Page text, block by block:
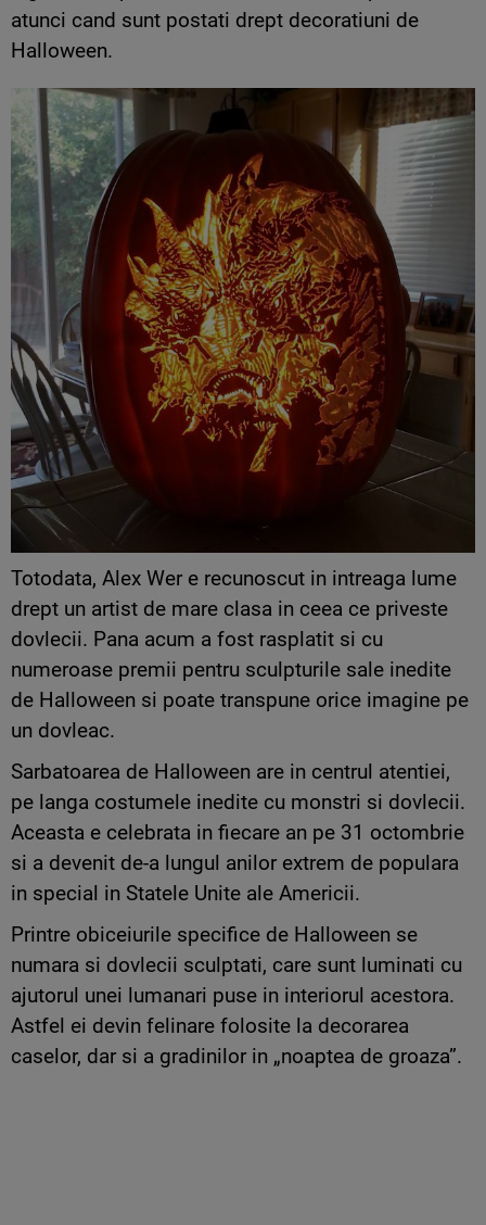
atunci cand sunt postati drept decoratiuni de
Halloween.
Totodata, Alex Wer e recunoscut in intreaga lume
drept un artist de mare clasa in ceea ce priveste
dovlecii. Pana acum a fost rasplatit si cu
numeroase premii pentru sculpturile sale inedite
de Halloween si poate transpune orice imagine pe
un dovleac.
Sarbatoarea de Halloween are in centrul atentiei,
pe langa costumele inedite cu monstri si dovlecii.
Aceasta e celebrata in fiecare an pe 31 octombrie
si a devenit de-a lungul anilor extrem de populara
in special in Statele Unite ale Americii.
Printre obiceiurile specifice de Halloween se
numara si dovlecii sculptati, care sunt luminati cu
ajutorul unei lumanari puse in interiorul acestora.
Astfel ei devin felinare folosite la decorarea
caselor, dar si a gradinilor in „noaptea de groaza”.